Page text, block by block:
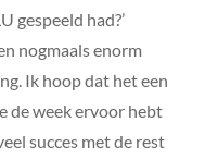
gespeeld had?’
nogmaals enorm
Ik hoop dat het een
de week ervoor hebt
succes met de rest